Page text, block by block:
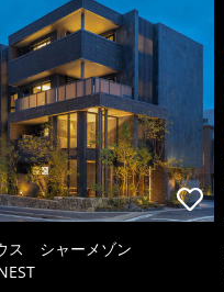
ス シャーメゾン